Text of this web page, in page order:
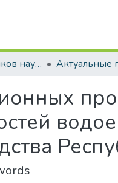
Статьи из сборников научных трудов